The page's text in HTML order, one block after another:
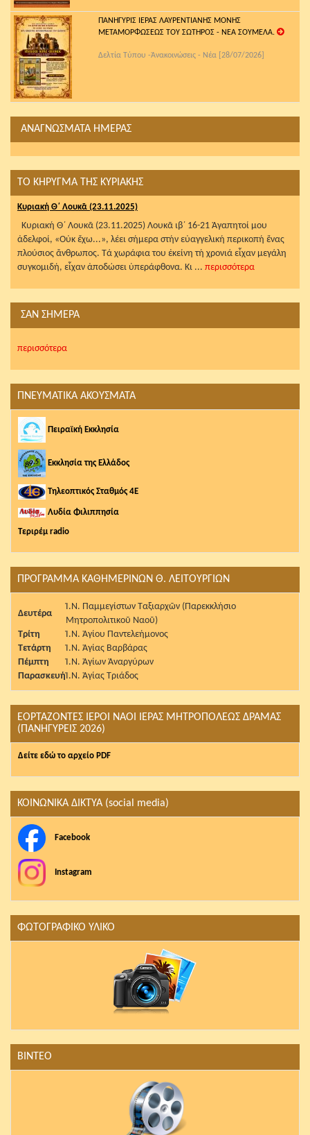
ΠΑΝΗΓΥΡΙΣ ΙΕΡΑΣ ΛΑΥΡΕΝΤΙΑΝΗΣ ΜΟΝΗΣ
ΜΕΤΑΜΟΡΦΩΣΕΩΣ ΤΟΥ ΣΩΤΗΡΟΣ - ΝΕΑ ΣΟΥΜΕΛΑ.
Δελτία Τύπου -Ἀνακοινώσεις - Νέα [28/07/2026]
ΑΝΑΓΝΩΣΜΑΤΑ ΗΜΕΡΑΣ
ΤΟ ΚΗΡΥΓΜΑ ΤΗΣ ΚΥΡΙΑΚΗΣ
Κυριακή Θ΄ Λουκᾶ (23.11.2025)
Κυριακή Θ΄ Λουκᾶ (23.11.2025) Λουκᾶ ιβ΄ 16-21 Ἀγαπητοί μου
ἀδελφοί, «Οὐκ ἔχω...», λέει σήμερα στήν εὐαγγελική περικοπή ἕνας
πλούσιος ἄνθρωπος. Τά χωράφια του ἐκείνη τή χρονιά εἶχαν μεγάλη
συγκομιδή, εἶχαν ἀποδώσει ὑπεράφθονα. Κι ... περισσότερα
ΣΑΝ ΣΗΜΕΡΑ
περισσότερα
ΠΝΕΥΜΑΤΙΚΑ ΑΚΟΥΣΜΑΤΑ
Πειραϊκή Εκκλησία
Εκκλησία της Ελλάδος
Τηλεοπτικός Σταθμός 4Ε
Λυδία Φιλιππησία
Τεριρέμ radio
ΠΡΟΓΡΑΜΜΑ ΚΑΘΗΜΕΡΙΝΩΝ Θ. ΛΕΙΤΟΥΡΓΙΩΝ
Δευτέρα
Ἱ.Ν. Παμμεγίστων Ταξιαρχῶν (Παρεκκλήσιο
Μητροπολιτικοῦ Ναοῦ)
Τρίτη
Ἱ.Ν. Ἁγίου Παντελεήμονος
Τετάρτη
Ἱ.Ν. Ἁγίας Βαρβάρας
Πέμπτη
Ἱ.Ν. Ἁγίων Ἀναργύρων
ΠαρασκευήἹ.Ν. Ἁγίας Τριάδος
ΕΟΡΤΑΖΟΝΤΕΣ ΙΕΡΟΙ ΝΑΟΙ ΙΕΡΑΣ ΜΗΤΡΟΠΟΛΕΩΣ ΔΡΑΜΑΣ
(ΠΑΝΗΓΥΡΕΙΣ 2026)
Δείτε εδώ το αρχείο PDF
ΚΟΙΝΩΝΙΚΑ ΔΙΚΤΥΑ (social media)
Facebook
Instagram
ΦΩΤΟΓΡΑΦΙΚΟ ΥΛΙΚΟ
ΒΙΝΤΕΟ